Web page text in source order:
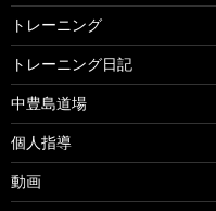
トレーニング
トレーニング日記
中豊島道場
個人指導
動画